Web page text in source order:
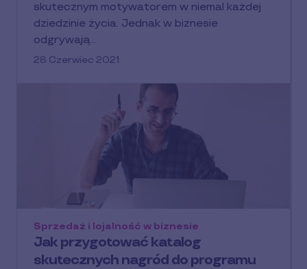
skutecznym motywatorem w niemal każdej
dziedzinie życia. Jednak w biznesie
odgrywają…
28 Czerwiec 2021
Jak przygotować katalog
skutecznych nagród do programu
Sprzedaż i lojalność w biznesie